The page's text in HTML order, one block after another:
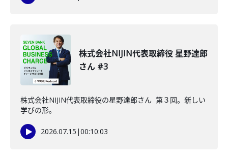
株式会社NIJIN代表取締役 星野達郎
さん #3
株式会社NIJIN代表取締役の星野達郎さん 第３回。新しい
学びの形。
2026.07.15 |00:10:03